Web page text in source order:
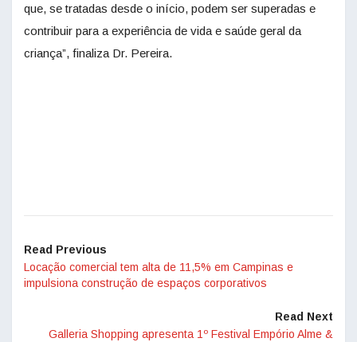
que, se tratadas desde o início, podem ser superadas e
contribuir para a experiência de vida e saúde geral da
criança”, finaliza Dr. Pereira.
Read Previous
Locação comercial tem alta de 11,5% em Campinas e
impulsiona construção de espaços corporativos
Read Next
Galleria Shopping apresenta 1º Festival Empório Alme &